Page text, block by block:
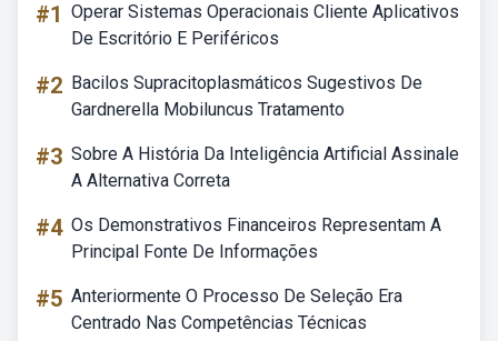
#1 Operar Sistemas Operacionais Cliente Aplicativos
De Escritório E Periféricos
#2 Bacilos Supracitoplasmáticos Sugestivos De
Gardnerella Mobiluncus Tratamento
#3 Sobre A História Da Inteligência Artificial Assinale
A Alternativa Correta
#4 Os Demonstrativos Financeiros Representam A
Principal Fonte De Informações
#5 Anteriormente O Processo De Seleção Era
Centrado Nas Competências Técnicas